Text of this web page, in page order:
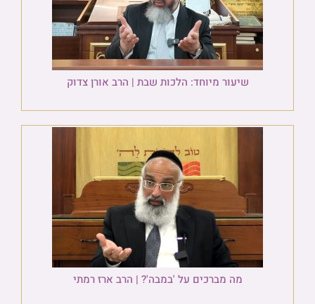
שיעור מיוחד: הלכות שבת | הרב אורן צדוק
מה מברכים על 'במבה'? | הרב ארז רמתי